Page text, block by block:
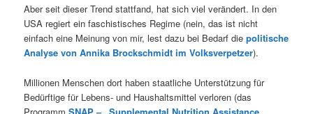
Aber seit dieser Trend stattfand, hat sich viel verändert. In den
USA regiert ein faschistisches Regime (nein, das ist nicht
einfach eine Meinung von mir, lest dazu bei Bedarf diepolitische
Analyse von Annika Brockschmidt im Volksverpetzer).
Millionen Menschen dort haben staatliche Unterstützung für
Bedürftige für Lebens- und Haushaltsmittel verloren (das
ProgrammSNAP – „Supplemental Nutrition Assistance